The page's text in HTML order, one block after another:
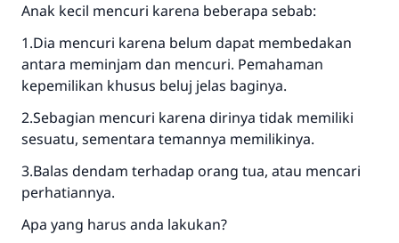
Anak kecil mencuri karena beberapa sebab:
1.Dia mencuri karena belum dapat membedakan
antara meminjam dan mencuri. Pemahaman
kepemilikan khusus beluj jelas baginya.
2.Sebagian mencuri karena dirinya tidak memiliki
sesuatu, sementara temannya memilikinya.
3.Balas dendam terhadap orang tua, atau mencari
perhatiannya.
Apa yang harus anda lakukan?